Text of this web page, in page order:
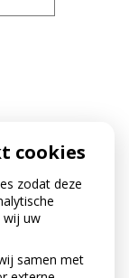
cookies
zodat deze
wij uw
samen met